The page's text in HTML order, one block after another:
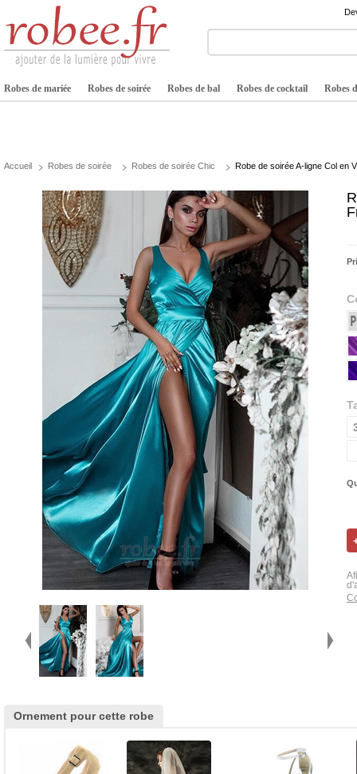
Robes de mariée Robes de soirée Robes de bal Robes de cocktail Robes
Accueil Robes de soirée Robes de soirée Chic Robe de soirée A-ligne Col en
Ornement pour cette robe